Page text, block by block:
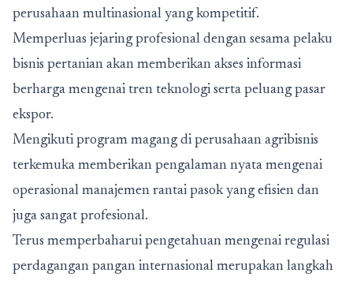
perusahaan multinasional yang kompetitif.
Memperluas jejaring profesional dengan sesama pelaku
bisnis pertanian akan memberikan akses informasi
berharga mengenai tren teknologi serta peluang pasar
ekspor.
Mengikuti program magang di perusahaan agribisnis
terkemuka memberikan pengalaman nyata mengenai
operasional manajemen rantai pasok yang efisien dan
juga sangat profesional.
Terus memperbaharui pengetahuan mengenai regulasi
perdagangan pangan internasional merupakan langkah